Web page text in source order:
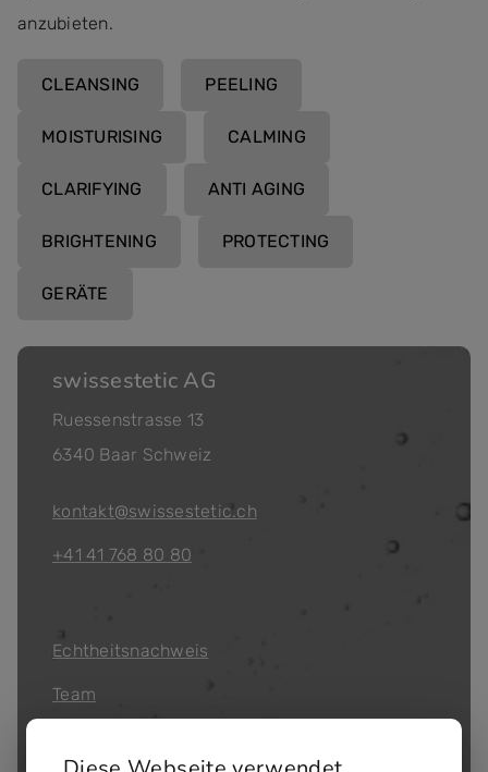
anzubieten.
CLEANSING PEELING
MOISTURISING CALMING
CLARIFYING ANTI AGING
BRIGHTENING PROTECTING
GERÄTE
swissestetic AG
Ruessenstrasse 13
6340 Baar Schweiz
kontakt@swissestetic.ch
+41 41 768 80 80
Echtheitsnachweis
Team